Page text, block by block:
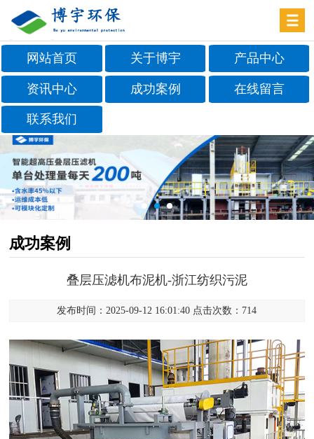
网站首页 关于博宇 产品中心
资讯中心 成功案例 在线留言
联系我们
成功案例
叠层压滤机布泥机-浙江纺织污泥
发布时间：2025-09-12 16:01:40 点击次数：714